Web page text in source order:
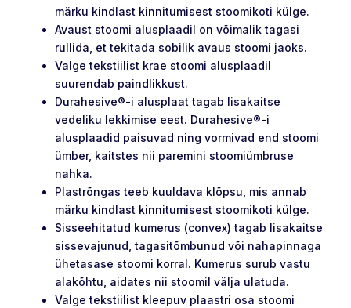
märku kindlast kinnitumisest stoomikoti külge.
Avaust stoomi alusplaadil on võimalik tagasi
rullida, et tekitada sobilik avaus stoomi jaoks.
Valge tekstiilist krae stoomi alusplaadil
suurendab paindlikkust.
Durahesive®-i alusplaat tagab lisakaitse
vedeliku lekkimise eest. Durahesive®-i
alusplaadid paisuvad ning vormivad end stoomi
ümber, kaitstes nii paremini stoomiümbruse
nahka.
Plastrõngas teeb kuuldava klõpsu, mis annab
märku kindlast kinnitumisest stoomikoti külge.
Sisseehitatud kumerus (convex) tagab lisakaitse
sissevajunud, tagasitõmbunud või nahapinnaga
ühetasase stoomi korral. Kumerus surub vastu
alakõhtu, aidates nii stoomil välja ulatuda.
Valge tekstiilist kleepuv plaastri osa stoomi